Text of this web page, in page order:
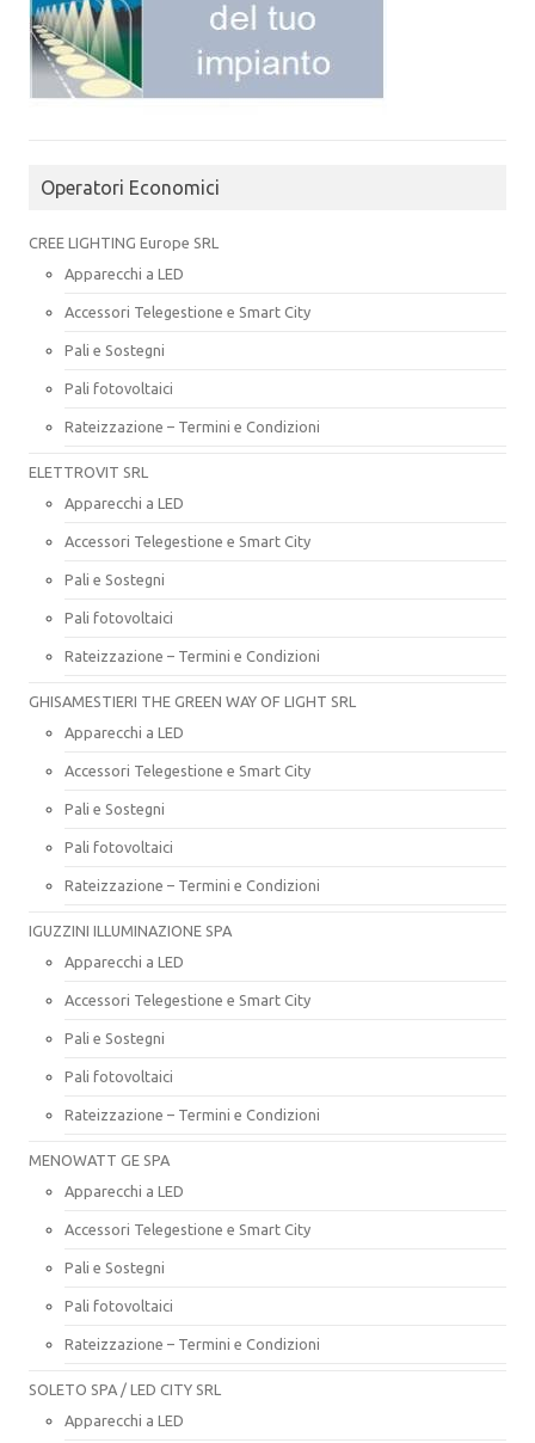
Operatori Economici
CREE LIGHTING Europe SRL
Apparecchi a LED
Accessori Telegestione e Smart City
Pali e Sostegni
Pali fotovoltaici
Rateizzazione – Termini e Condizioni
ELETTROVIT SRL
Apparecchi a LED
Accessori Telegestione e Smart City
Pali e Sostegni
Pali fotovoltaici
Rateizzazione – Termini e Condizioni
GHISAMESTIERI THE GREEN WAY OF LIGHT SRL
Apparecchi a LED
Accessori Telegestione e Smart City
Pali e Sostegni
Pali fotovoltaici
Rateizzazione – Termini e Condizioni
IGUZZINI ILLUMINAZIONE SPA
Apparecchi a LED
Accessori Telegestione e Smart City
Pali e Sostegni
Pali fotovoltaici
Rateizzazione – Termini e Condizioni
MENOWATT GE SPA
Apparecchi a LED
Accessori Telegestione e Smart City
Pali e Sostegni
Pali fotovoltaici
Rateizzazione – Termini e Condizioni
SOLETO SPA / LED CITY SRL
Apparecchi a LED